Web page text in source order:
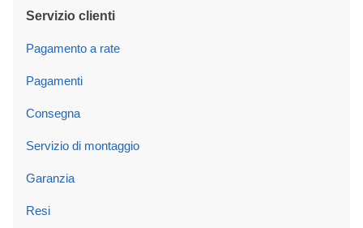
Servizio clienti
Pagamento a rate
Pagamenti
Consegna
Servizio di montaggio
Garanzia
Resi